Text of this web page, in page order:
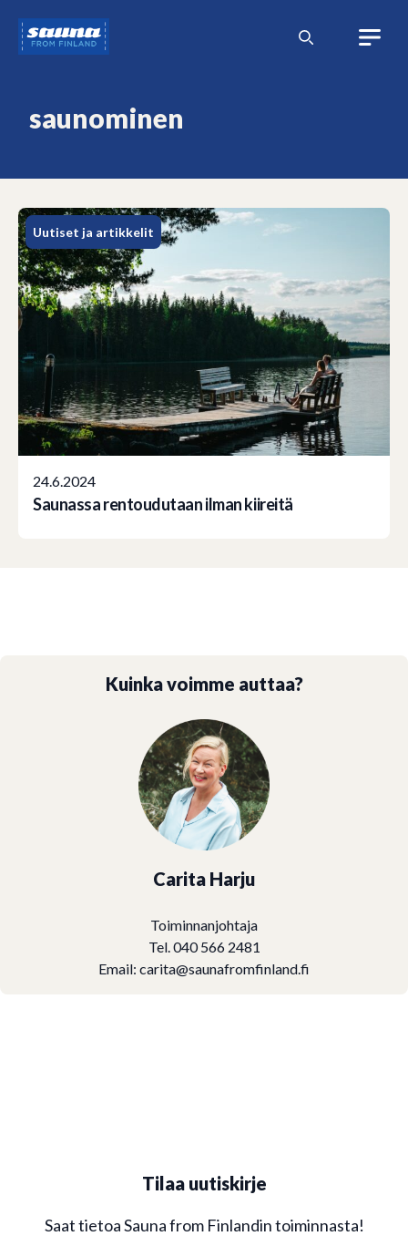
sisältöön
Sauna
from
saunominen
Uutiset ja artikkelit
24.6.2024
Saunassa rentoudutaan ilman kiireitä
Kuinka voimme auttaa?
Carita Harju
Toiminnanjohtaja
Tel. 040 566 2481
Email: carita@saunafromfinland.fi
Tilaa uutiskirje
Saat tietoa Sauna from Finlandin toiminnasta!